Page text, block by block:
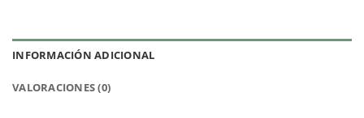
INFORMACIÓN ADICIONAL
VALORACIONES (0)